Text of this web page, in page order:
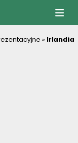
» Irlandia